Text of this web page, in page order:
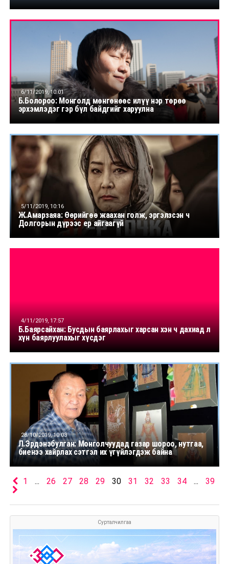
6/11/2019, 10:01
Б.Болороо: Монголд мөнгөнөөс илүү нэр төрөө
эрхэмлэдэг гэр бүл байдгийг харуулна
5/11/2019, 10:16
Ж.Амарзаяа: Өөрийгөө жаахан голж, эргэлзсэн ч
Долгорын дүрээс ер айгаагүй
4/11/2019, 17:57
Б.Баярсайхан: Бусдын баярлахыг харсан хэн ч дахиад л
хүн баярлуулахыг хүсдэг
28/10/2019, 10:03
Л.Эрдэнэбулган: Монголчуудад газар шороо, нутгаа,
биенээ хайрлах сэтгэл их үгүйлэгдэж байна
1 ... 26 27 28 29 30 31 32 33 34 ... 39
Сурталчилгаа